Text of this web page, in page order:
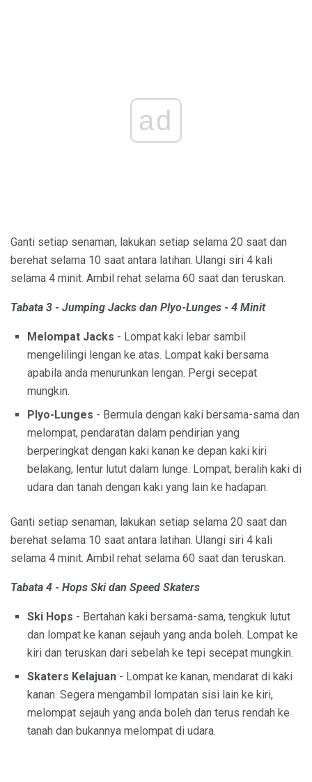
ad
Ganti setiap senaman, lakukan setiap selama 20 saat dan
berehat selama 10 saat antara latihan. Ulangi siri 4 kali
selama 4 minit. Ambil rehat selama 60 saat dan teruskan.
Tabata 3 - Jumping Jacks dan Plyo-Lunges - 4 Minit
Melompat Jacks - Lompat kaki lebar sambil
mengelilingi lengan ke atas. Lompat kaki bersama
apabila anda menurunkan lengan. Pergi secepat
mungkin.
Plyo-Lunges - Bermula dengan kaki bersama-sama dan
melompat, pendaratan dalam pendirian yang
berperingkat dengan kaki kanan ke depan kaki kiri
belakang, lentur lutut dalam lunge. Lompat, beralih kaki di
udara dan tanah dengan kaki yang lain ke hadapan.
Ganti setiap senaman, lakukan setiap selama 20 saat dan
berehat selama 10 saat antara latihan. Ulangi siri 4 kali
selama 4 minit. Ambil rehat selama 60 saat dan teruskan.
Tabata 4 - Hops Ski dan Speed ​​Skaters
Ski Hops - Bertahan kaki bersama-sama, tengkuk lutut
dan lompat ke kanan sejauh yang anda boleh. Lompat ke
kiri dan teruskan dari sebelah ke tepi secepat mungkin.
Skaters Kelajuan - Lompat ke kanan, mendarat di kaki
kanan. Segera mengambil lompatan sisi lain ke kiri,
melompat sejauh yang anda boleh dan terus rendah ke
tanah dan bukannya melompat di udara.